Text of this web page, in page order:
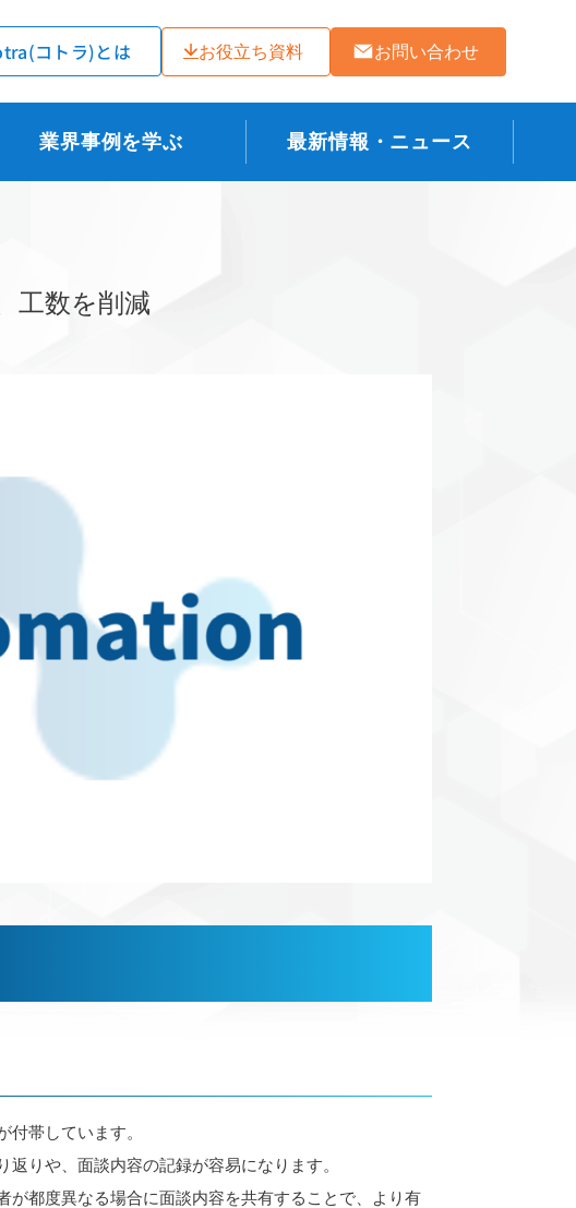
コトラ)とは お役立ち資料 お問い合わせ
業界事例を学ぶ 最新情報・ニュース
工数を削減
帯しています。
りや、面談内容の記録が容易になります。
が都度異なる場合に面談内容を共有することで、より有